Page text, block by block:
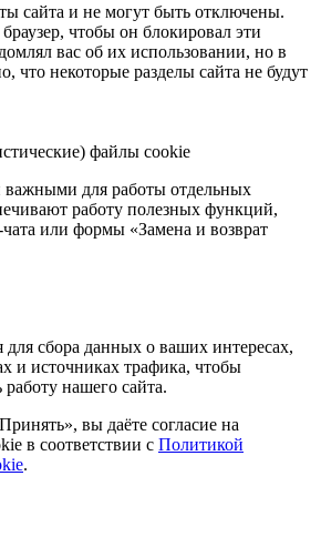
сайта и не могут быть отключены.
чтобы он блокировал эти
вас об их использовании, но в
что некоторые разделы сайта не будут
файлы cookie
важными для работы отдельных
работу полезных функций,
или формы «Замена и возврат
для сбора данных о ваших интересах,
и источниках трафика, чтобы
нашего сайта.
вы даёте согласие на
в соответствии с Политикой
.